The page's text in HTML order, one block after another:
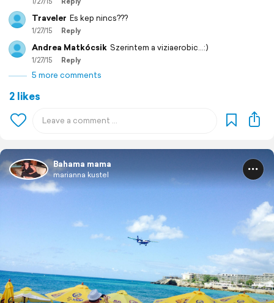
Traveler Es kep nincs???
1/27/15 Reply
Andrea Matkócsik Szerintem a viziaerobic...:)
1/27/15 Reply
5 more comments
2 likes
Bahama mama
marianna kustel